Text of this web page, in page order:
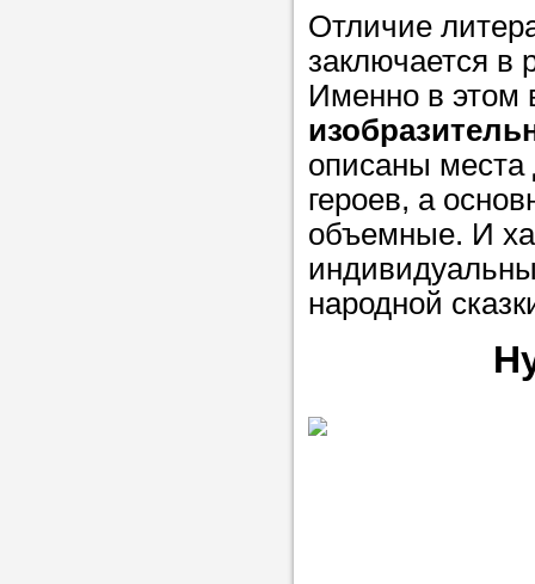
Отличие
заключается в
Именно в этом
описаны места
героев, а
объемные. И
народной